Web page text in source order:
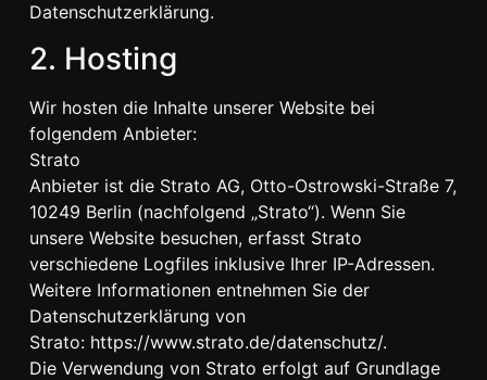
Datenschutzerklärung.
2. Hosting
Wir hosten die Inhalte unserer Website bei
folgendem Anbieter:
Strato
Anbieter ist die Strato AG, Otto-Ostrowski-Straße 7,
10249 Berlin (nachfolgend „Strato“). Wenn Sie
unsere Website besuchen, erfasst Strato
verschiedene Logfiles inklusive Ihrer IP-Adressen.
Weitere Informationen entnehmen Sie der
Datenschutzerklärung von
Strato: https://www.strato.de/datenschutz/.
Die Verwendung von Strato erfolgt auf Grundlage